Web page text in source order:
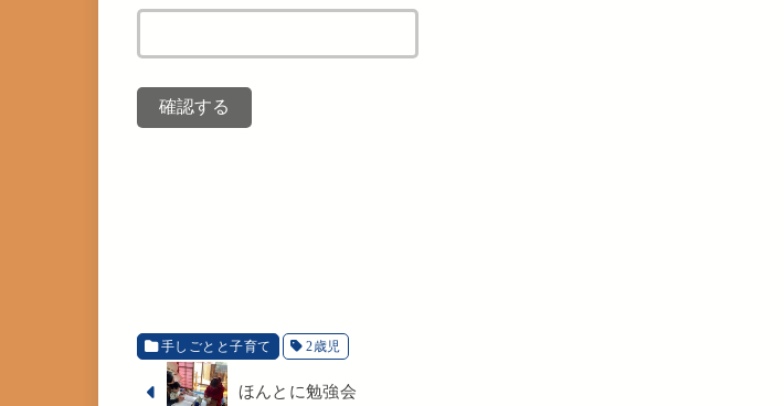
手しごとと子育て 2歳児
ほんとに勉強会